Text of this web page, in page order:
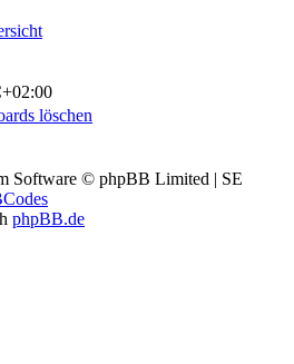
löschen
Software © phpBB Limited | SE
phpBB.de